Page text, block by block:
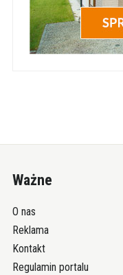
Ważne
O nas
Reklama
Kontakt
Regulamin portalu